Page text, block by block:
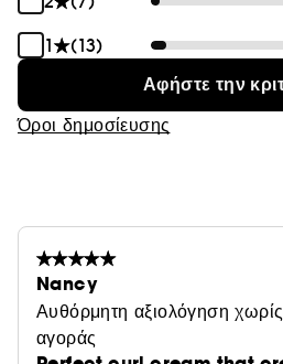
1
(13)
Αφήστε την
Όροι δημοσίευσης
Nancy
Αυθόρμητη αξιολόγηση
αγοράς